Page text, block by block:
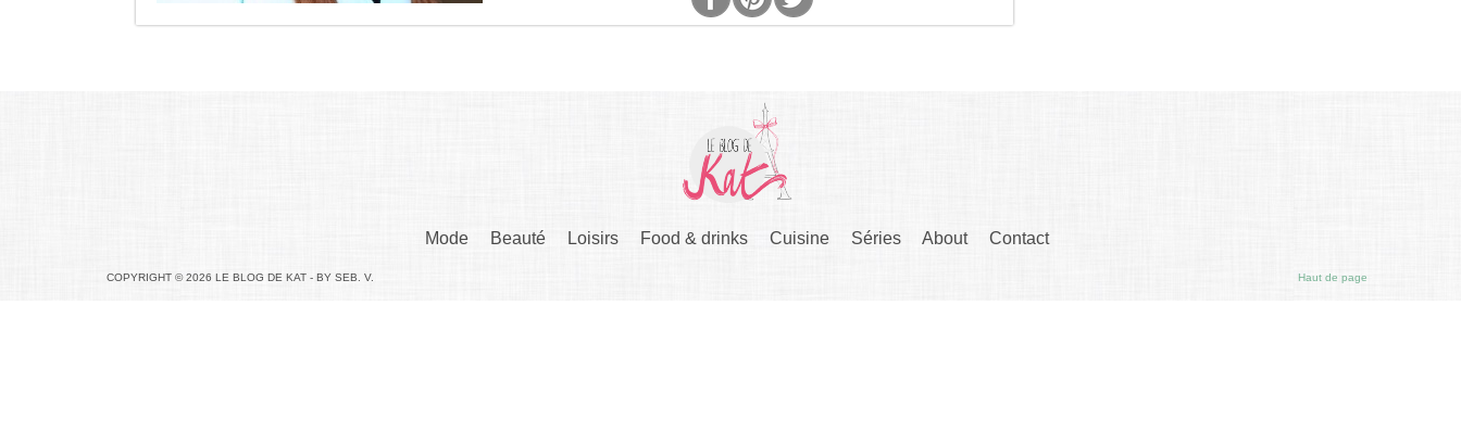
Mode Beauté Loisirs Food & drinks Cuisine Séries About Contact
COPYRIGHT © 2026 LE BLOG DE KAT - BY SEB. V. Haut de page